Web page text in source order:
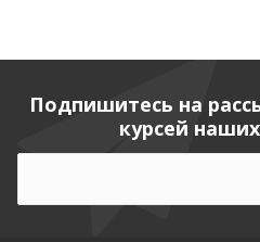
Подпишитесь на
курсей